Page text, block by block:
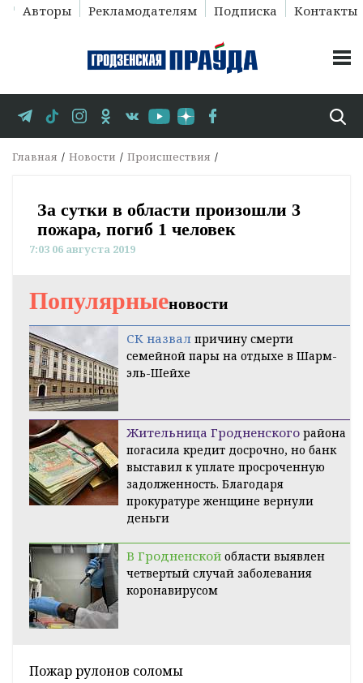
Авторы Рекламодателям Подписка Контакты
Главная Новости Происшествия
За сутки в области произошли 3
пожара, погиб 1 человек
7:03 06 августа 2019
Популярныеновости
СК назвал причину смерти
семейной пары на отдыхе в Шарм-
эль-Шейхе
Жительница Гродненского района
погасила кредит досрочно, но банк
выставил к уплате просроченную
задолженность. Благодаря
прокуратуре женщине вернули
деньги
В Гродненской области выявлен
четвертый случай заболевания
коронавирусом
Пожар рулонов соломы